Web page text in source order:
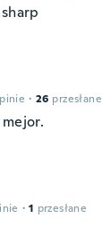
· 26 przesłane
· 1 przesłane